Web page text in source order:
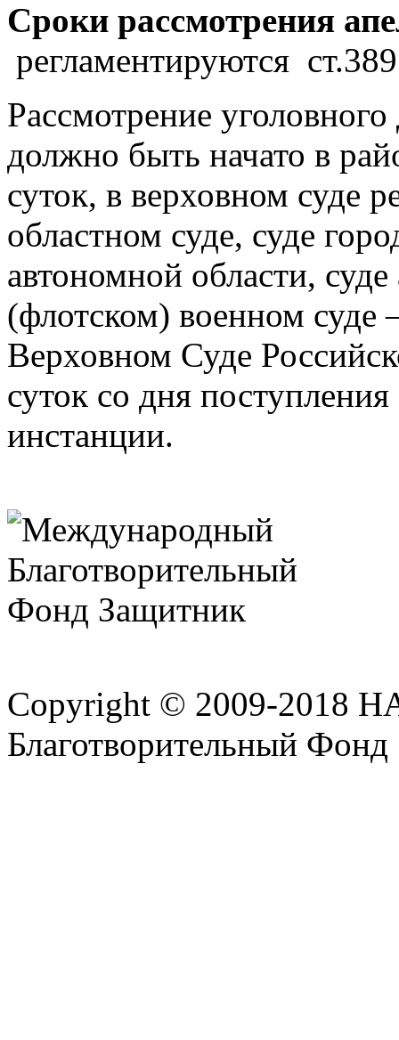
Сроки рассмотрения
регламентируются
Рассмотрение
должно быть начато в
суток, в верховном суде
областном суде, суде
автономной области,
(флотском) военном суде
Верховном Суде
суток со дня
инстанции.
Copyright © 2009-2018
Благотворительный